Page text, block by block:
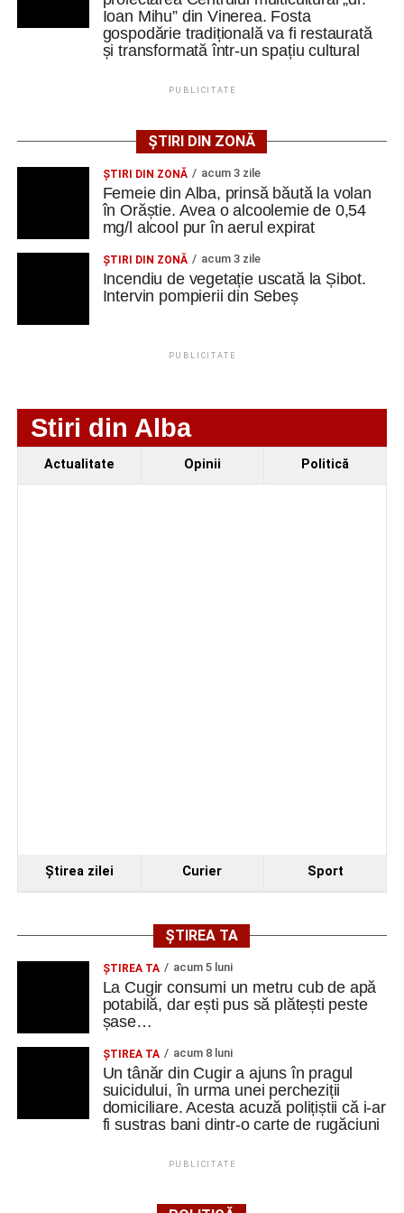
Polițiștii din Cugir le-au oferit sfaturi de siguranță
seniorilor de la Centrul „Lotus”
WhatsApp
aproape de obţinerea unui nou titlu, cel de maestru
Adaugă cugirinfo.ro ca sursă
preferată pe Google
Ultimele știri din Cugir
Polițiștii din Cugir le-au oferit sfaturi de siguranță
seniorilor de la Centrul „Lotus”
Ioan Mihu” din Vinerea. Fosta
gospodărie tradițională va fi restaurată
și transformată într-un spațiu cultural
PUBLICITATE
ȘTIRI DIN ZONĂ
ŞTIRI DIN ZONĂ acum 3 zile
Femeie din Alba, prinsă băută la volan
în Orăștie. Avea o alcoolemie de 0,54
mg/l alcool pur în aerul expirat
ŞTIRI DIN ZONĂ acum 3 zile
Incendiu de vegetație uscată la Șibot.
Intervin pompierii din Sebeș
PUBLICITATE
Stiri din Alba
Actualitate Opinii Politică
Ştirea zilei Curier Sport
ȘTIREA TA
ȘTIREA TA acum 5 luni
La Cugir consumi un metru cub de apă
potabilă, dar ești pus să plătești peste
șase…
ȘTIREA TA acum 8 luni
Un tânăr din Cugir a ajuns în pragul
suicidului, în urma unei percheziții
domiciliare. Acesta acuză polițiștii că i-ar
fi sustras bani dintr-o carte de rugăciuni
PUBLICITATE